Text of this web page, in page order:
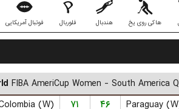
هاکی روی یخ هندبال فلوربال فوتبال آمریکایی
FIBA AmeriCup Women - South America
(W)
۷۱ ۴۶ Paraguay